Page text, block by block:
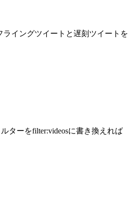
イングツイートと遅刻ツイートを
ターをfilter:videosに書き換えれば